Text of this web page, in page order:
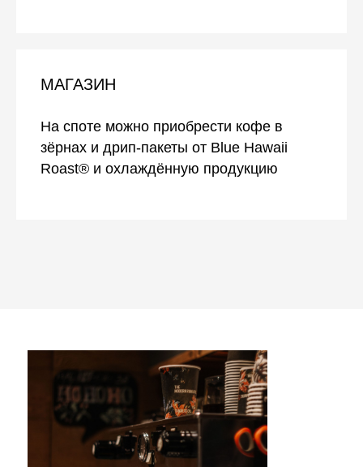
МАГАЗИН
На споте можно приобрести кофе в
зёрнах и дрип-пакеты от Blue Hawaii
Roast® и охлаждённую продукцию